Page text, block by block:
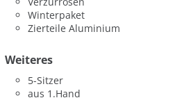
Winterpaket
Zierteile Aluminium
Weiteres
5-Sitzer
aus 1.Hand